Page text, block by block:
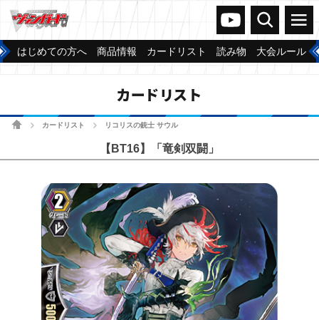
ヴァンガードch
検索 メニュー
はじめての方へ 商品情報 カードリスト 読み物 大会ルール
カードリスト
ホームカードリスト リコリスの銃士 サウル
【BT16】「竜剣双闘」